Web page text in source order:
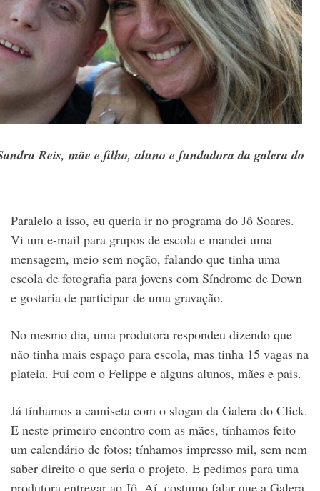
Reis, mãe e filho, aluno e fundadora da galera do
Paralelo a isso, eu queria ir no programa do Jô Soares.
Vi um e-mail para grupos de escola e mandei uma
mensagem, meio sem noção, falando que tinha uma
escola de fotografia para jovens com Síndrome de Down
e gostaria de participar de uma gravação.
No mesmo dia, uma produtora respondeu dizendo que
não tinha mais espaço para escola, mas tinha 15 vagas na
plateia. Fui com o Felippe e alguns alunos, mães e pais.
Já tínhamos a camiseta com o slogan da Galera do Click.
E neste primeiro encontro com as mães, tínhamos feito
um calendário de fotos; tínhamos impresso mil, sem nem
saber direito o que seria o projeto. E pedimos para uma
produtora entregar ao Jô. Aí, costumo falar que a Galera